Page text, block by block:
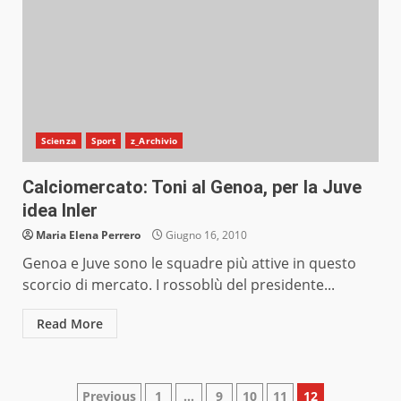
Scienza Sport z_Archivio
Calciomercato: Toni al Genoa, per la Juve
idea Inler
Maria Elena Perrero Giugno 16, 2010
Genoa e Juve sono le squadre più attive in questo
scorcio di mercato. I rossoblù del presidente...
Read More
Previous 1 … 9 10 11 12